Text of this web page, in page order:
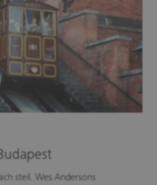
steil. Wes Andersons